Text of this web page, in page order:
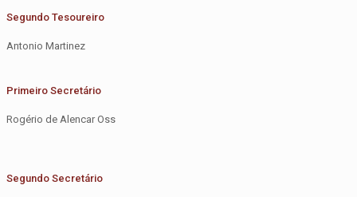
Segundo Tesoureiro
Antonio Martinez
Primeiro Secretário
Rogério de Alencar Oss
Segundo Secretário